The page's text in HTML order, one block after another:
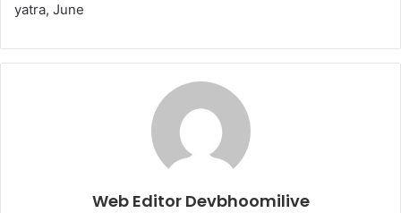
yatra, June
Web Editor Devbhoomilive